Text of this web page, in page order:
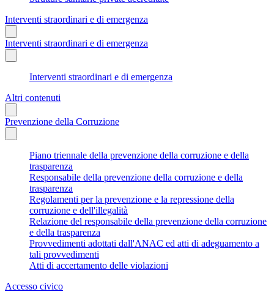
Interventi straordinari e di emergenza
Interventi straordinari e di emergenza
Interventi straordinari e di emergenza
Altri contenuti
Prevenzione della Corruzione
Piano triennale della prevenzione della corruzione e della
trasparenza
Responsabile della prevenzione della corruzione e della
trasparenza
Regolamenti per la prevenzione e la repressione della
corruzione e dell'illegalità
Relazione del responsabile della prevenzione della corruzione
e della trasparenza
Provvedimenti adottati dall'ANAC ed atti di adeguamento a
tali provvedimenti
Atti di accertamento delle violazioni
Accesso civico